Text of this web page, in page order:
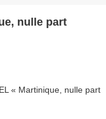
nulle part